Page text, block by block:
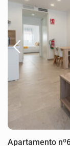
Apartamento